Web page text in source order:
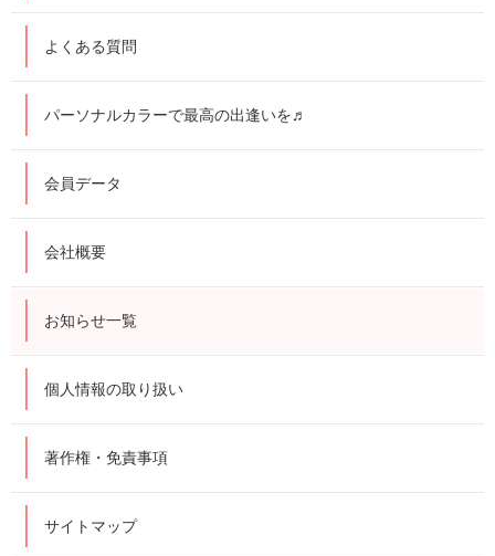
よくある質問
パーソナルカラーで最高の出逢いを♬
会員データ
会社概要
お知らせ一覧
個人情報の取り扱い
著作権・免責事項
サイトマップ